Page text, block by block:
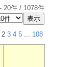
- 20件 / 1078件
2 3 4 5 ... 108